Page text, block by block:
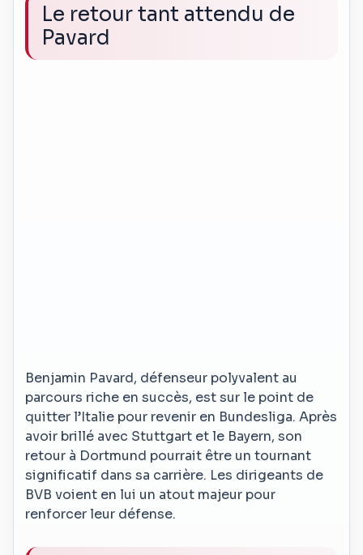
Le retour tant attendu de
Pavard
Benjamin Pavard, défenseur polyvalent au
parcours riche en succès, est sur le point de
quitter l’Italie pour revenir en Bundesliga. Après
avoir brillé avec Stuttgart et le Bayern, son
retour à Dortmund pourrait être un tournant
significatif dans sa carrière. Les dirigeants de
BVB voient en lui un atout majeur pour
renforcer leur défense.